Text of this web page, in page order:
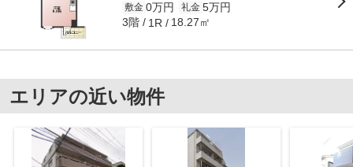
敷金 0万円 礼金 5万円
3階 1R 18.27㎡
エリアの近い物件